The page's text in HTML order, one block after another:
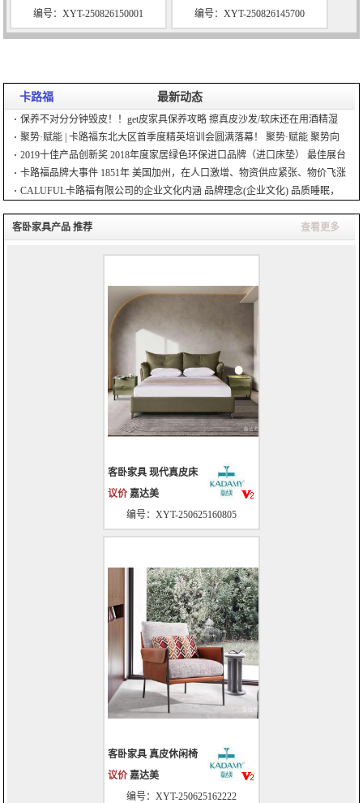
编号：XYT-250826150001
编号：XYT-250826145700
卡路福 最新动态
保养不对分分钟毁皮！！get皮家具保养攻略 擦真皮沙发/软床还在用酒精湿
巾？ 越天然舒适的头层真皮越娇贵也更需要
聚势·赋能 | 卡路福东北大区首季度精英培训会圆满落幕！ 聚势·赋能 聚势向
上 赋能不止 群英集结 蓄势待发
2019十佳产品创新奖 2018年度家居绿色环保进口品牌（进口床垫） 最佳展台
设计奖 美国绿色卫士（U
卡路福品牌大事件 1851年 美国加州，在人口激增、物资供应紧张、物价飞涨
等淘金热背景下，极具商业头脑的卡路福·
CALUFUL卡路福有限公司的企业文化内涵 品牌理念(企业文化) 品质睡眠，
客卧家具产品 推荐
查看更多
客卧家具 现代真皮床
议价 嘉达美
编号：XYT-250625160805
客卧家具 真皮休闲椅
议价 嘉达美
编号：XYT-250625162222